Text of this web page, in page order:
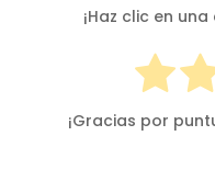
¡Haz clic en
¡Gracias por